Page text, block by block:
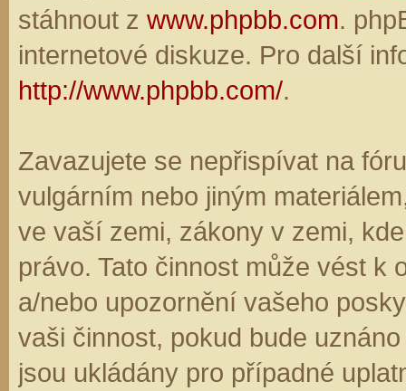
stáhnout z www.phpbb.com.
internetové diskuze. Pro další
http://www.phpbb.com/.
Zavazujete se nepřispívat na
vulgárním nebo jiným
ve vaší zemi, zákony v zemi,
právo. Tato činnost může vést k
a/nebo upozornění vašeho
vaši činnost, pokud bude
jsou ukládány pro případné